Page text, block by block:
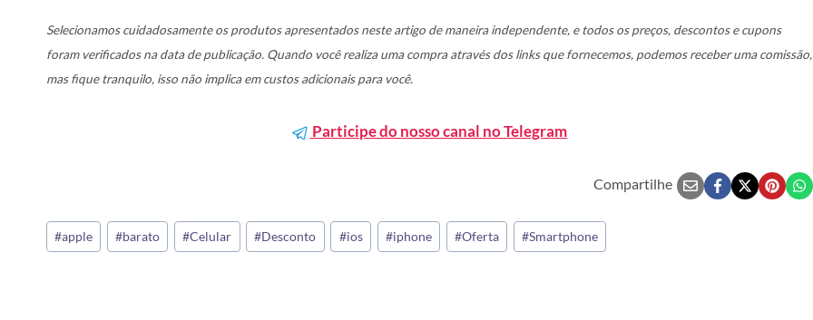
Selecionamos cuidadosamente os produtos apresentados neste artigo de maneira independente, e todos os preços, descontos e cupons
foram verificados na data de publicação. Quando você realiza uma compra através dos links que fornecemos, podemos receber uma comissão,
mas fique tranquilo, isso não implica em custos adicionais para você.
Participe do nosso canal no Telegram
Compartilhe
Tags
do
#apple #barato #Celular #Desconto #ios #iphone #Oferta #Smartphone